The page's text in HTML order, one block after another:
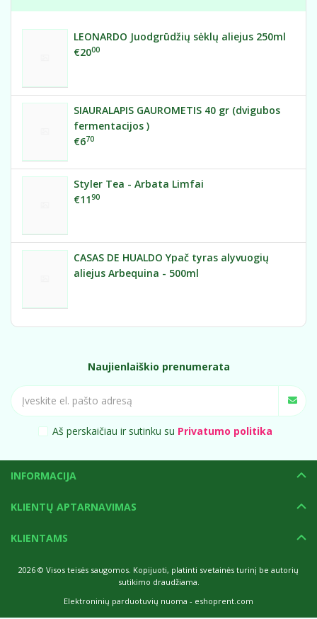
LEONARDO Juodgrūdžių sėklų aliejus 250ml
€2000
SIAURALAPIS GAUROMETIS 40 gr (dvigubos
fermentacijos )
€670
Styler Tea - Arbata Limfai
€1190
CASAS DE HUALDO Ypač tyras alyvuogių
aliejus Arbequina - 500ml
Naujienlaiškio prenumerata
Aš perskaičiau ir sutinku su Privatumo politika
INFORMACIJA
KLIENTŲ APTARNAVIMAS
KLIENTAMS
2026 © Visos teisės saugomos. Kopijuoti, platinti svetainės turinį be autorių
sutikimo draudžiama.
Elektroninių parduotuvių nuoma - eshoprent.com